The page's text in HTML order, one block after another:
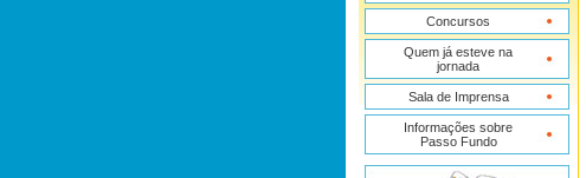
Concursos
Quem já esteve na
jornada
Sala de Imprensa
Informações sobre
Passo Fundo